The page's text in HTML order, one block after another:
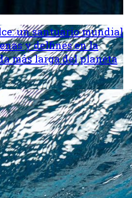
un santuario mundial
y delfines en la
más larga del planeta